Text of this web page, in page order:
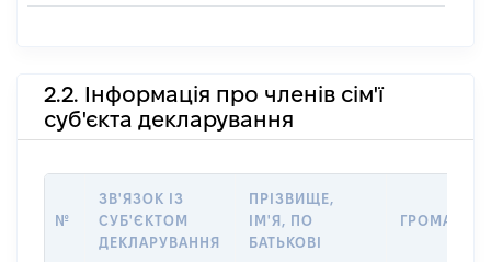
2.2. Інформація про членів сім'ї
суб'єкта декларування
№
ЗВ'ЯЗОК ІЗ
СУБ'ЄКТОМ
ДЕКЛАРУВАННЯ
ПРІЗВИЩЕ,
ІМ'Я, ПО
БАТЬКОВІ